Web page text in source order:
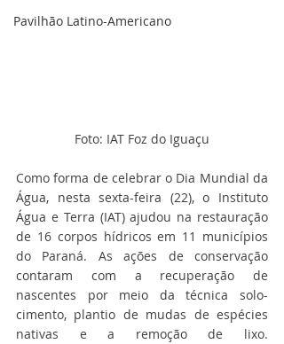
Pavilhão Latino-Americano
Foto: IAT Foz do Iguaçu
Como forma de celebrar o Dia Mundial da
Água, nesta sexta-feira (22), o Instituto
Água e Terra (IAT) ajudou na restauração
de 16 corpos hídricos em 11 municípios
do Paraná. As ações de conservação
contaram com a recuperação de
nascentes por meio da técnica solo-
cimento, plantio de mudas de espécies
nativas e a remoção de lixo.